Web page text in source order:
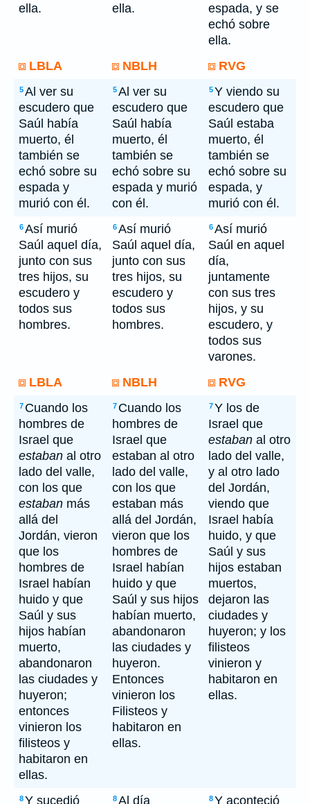
ella.
ella.
espada, y se
echó sobre
ella.
LBLA
NBLH RVG
5Al ver su
escudero que
Saúl había
muerto, él
también se
echó sobre su
espada y
murió con él.
5Al ver su
escudero que
Saúl había
muerto, él
también se
echó sobre su
espada y murió
con él.
5Y viendo su
escudero que
Saúl estaba
muerto, él
también se
echó sobre su
espada, y
murió con él.
6Así murió
Saúl aquel día,
junto con sus
tres hijos, su
escudero y
todos sus
hombres.
6Así murió
Saúl aquel día,
junto con sus
tres hijos, su
escudero y
todos sus
hombres.
6Así murió
Saúl en aquel
día,
juntamente
con sus tres
hijos, y su
escudero, y
todos sus
varones.
LBLA
NBLH RVG
7 Cuando los
hombres de
Israel que
estaban al otro
lado del valle,
con los que
estaban más
allá del
Jordán, vieron
que los
hombres de
Israel habían
huido y que
Saúl y sus
hijos habían
muerto,
abandonaron
las ciudades y
huyeron;
entonces
vinieron los
filisteos y
habitaron en
ellas.
7 Cuando los
hombres de
Israel que
estaban al otro
lado del valle,
con los que
estaban más
allá del Jordán,
vieron que los
hombres de
Israel habían
huido y que
Saúl y sus hijos
habían muerto,
abandonaron
las ciudades y
huyeron.
Entonces
vinieron los
Filisteos y
habitaron en
ellas.
7Y los de
Israel que
estaban al otro
lado del valle,
y al otro lado
del Jordán,
viendo que
Israel había
huido, y que
Saúl y sus
hijos estaban
muertos,
dejaron las
ciudades y
huyeron; y los
filisteos
vinieron y
habitaron en
ellas.
8Y sucedió 8Al día 8Y aconteció